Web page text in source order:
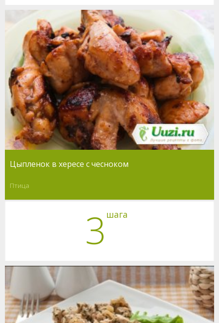
Цыпленок в хересе с чесноком
Птица
3 шага